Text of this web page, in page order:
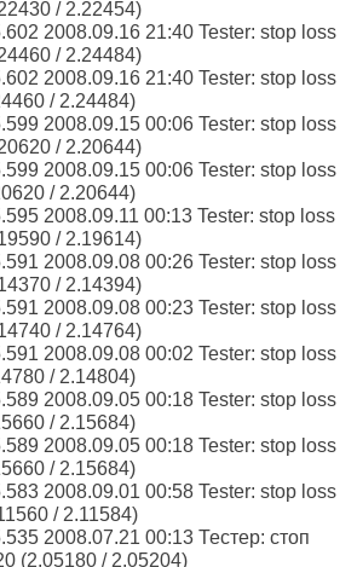
/ 2.22454)
2008.09.16 21:40 Tester: stop loss
/ 2.24484)
2008.09.16 21:40 Tester: stop loss
/ 2.24484)
2008.09.15 00:06 Tester: stop loss
/ 2.20644)
2008.09.15 00:06 Tester: stop loss
/ 2.20644)
2008.09.11 00:13 Tester: stop loss
/ 2.19614)
2008.09.08 00:26 Tester: stop loss
/ 2.14394)
2008.09.08 00:23 Tester: stop loss
/ 2.14764)
2008.09.08 00:02 Tester: stop loss
/ 2.14804)
2008.09.05 00:18 Tester: stop loss
/ 2.15684)
2008.09.05 00:18 Tester: stop loss
/ 2.15684)
2008.09.01 00:58 Tester: stop loss
/ 2.11584)
2008.07.21 00:13 Тестер: стоп
(2.05180 / 2.05204)